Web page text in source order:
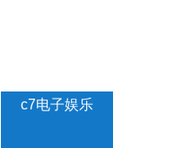
c7电子娱乐